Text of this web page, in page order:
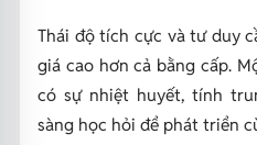
Thái độ tích cực và tư duy
giá cao hơn cả bằng cấp.
có sự nhiệt huyết, tính
sàng học hỏi để phát triển